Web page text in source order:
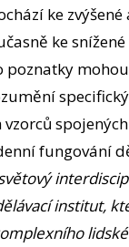
ke
ke
poznatky
fungování
institut,